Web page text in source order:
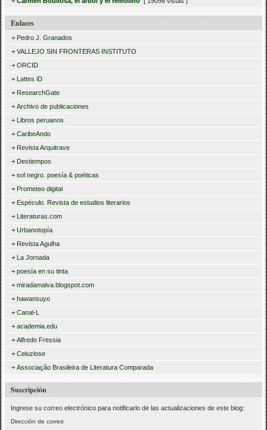
Enlaces
Pedro J. Granados
VALLEJO SIN FRONTERAS INSTITUTO
ORCID
Lattes iD
ResearchGate
Archivo de publicaciones
Libros peruanos
CaribeAndo
Revista Arquitrave
Destiempos
sol negro. poesía & poéticas
Prometeo digital
Espéculo. Revista de estudios literarios
Literaturas.com
Urbanotopía
Revista Agulha
La Jornada
poesía en su tinta
miradamalva.blogspot.com
hawansuyo
Canal-L
academia.edu
Alfredo Fressia
Celuzlose
Associação Brasileira de Literatura Comparada
Suscripción
Ingrese su correo electrónico para notificarlo de las actualizaciones de este blog:
Dirección de correo